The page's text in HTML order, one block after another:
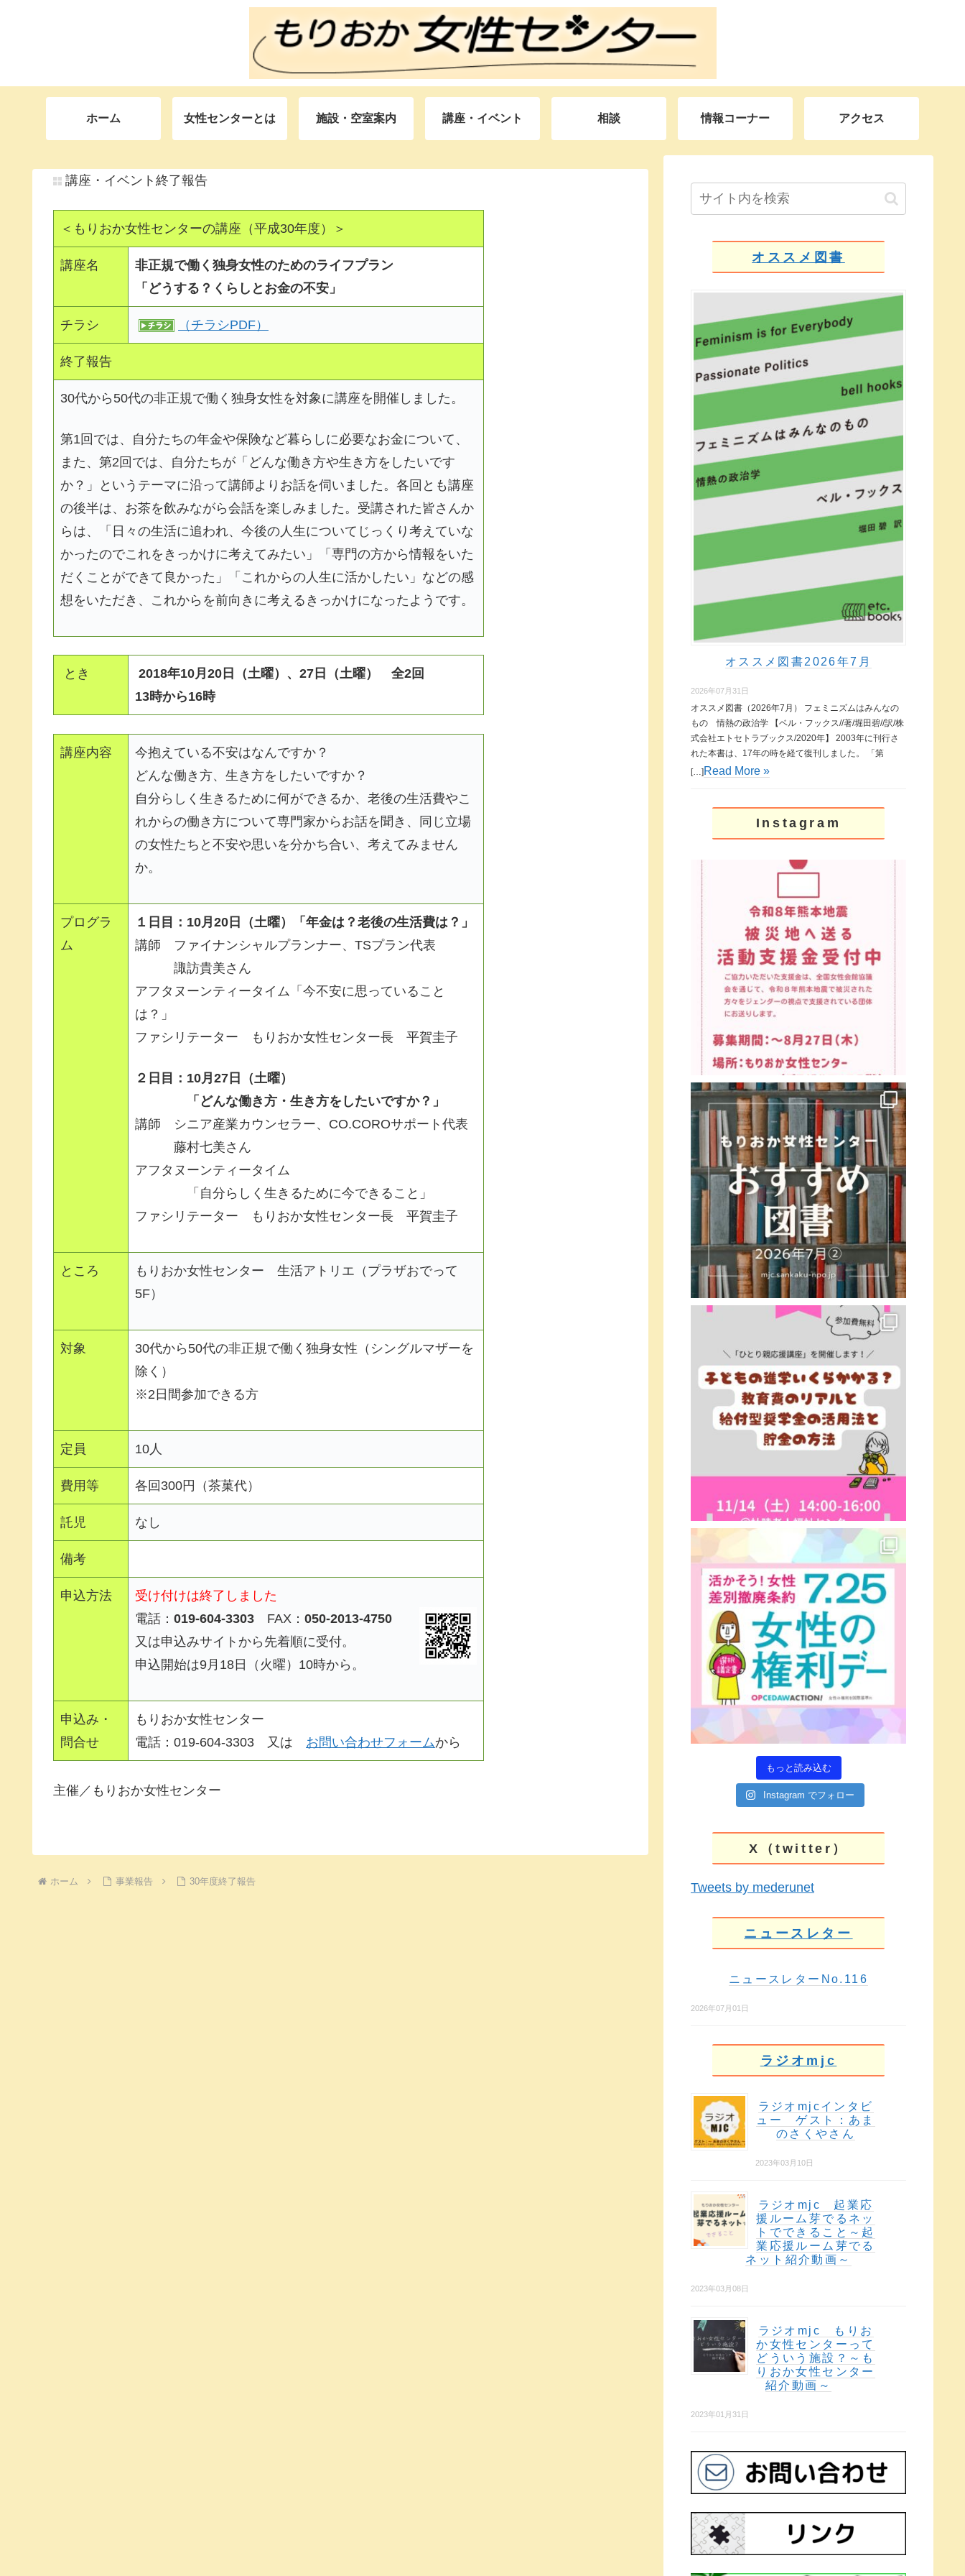
ホーム 女性センターとは 施設・空室案内 講座・イベント 相談 情報コーナー アクセス
講座・イベント終了報告
＜もりおか女性センターの講座（平成30年度）＞
講座名
非正規で働く独身女性のためのライフプラン
「どうする？くらしとお金の不安」
チラシ （チラシPDF）
終了報告
30代から50代の非正規で働く独身女性を対象に講座を開催しました。
第1回では、自分たちの年金や保険など暮らしに必要なお金について、
また、第2回では、自分たちが「どんな働き方や生き方をしたいです
か？」というテーマに沿って講師よりお話を伺いました。各回とも講座
の後半は、お茶を飲みながら会話を楽しみました。受講された皆さんか
らは、「日々の生活に追われ、今後の人生についてじっくり考えていな
かったのでこれをきっかけに考えてみたい」「専門の方から情報をいた
だくことができて良かった」「これからの人生に活かしたい」などの感
想をいただき、これからを前向きに考えるきっかけになったようです。
とき
2018年10月20日（土曜）、27日（土曜） 全2回
13時から16時
講座内容
今抱えている不安はなんですか？
どんな働き方、生き方をしたいですか？
自分らしく生きるために何ができるか、老後の生活費やこ
れからの働き方について専門家からお話を聞き、同じ立場
の女性たちと不安や思いを分かち合い、考えてみません
か。
プログラ
ム
１日目：10月20日（土曜）「年金は？老後の生活費は？」
講師 ファイナンシャルプランナー、TSプラン代表
諏訪貴美さん
アフタヌーンティータイム「今不安に思っていること
は？」
ファシリテーター もりおか女性センター長 平賀圭子
２日目：10月27日（土曜）
「どんな働き方・生き方をしたいですか？」
講師 シニア産業カウンセラー、CO.COROサポート代表
藤村七美さん
アフタヌーンティータイム
「自分らしく生きるために今できること」
ファシリテーター もりおか女性センター長 平賀圭子
ところ
もりおか女性センター 生活アトリエ（プラザおでって
5F）
対象
30代から50代の非正規で働く独身女性（シングルマザーを
除く）
※2日間参加できる方
定員 10人
費用等 各回300円（茶菓代）
託児 なし
備考
申込方法
受け付けは終了しました
電話： 019-604-3303 FAX： 050-2013-4750
又は申込みサイトから先着順に受付。
申込開始は9月18日（火曜）10時から。
申込み・
問合せ
もりおか女性センター
電話：019-604-3303 又は お問い合わせフォームから
主催／もりおか女性センター
ホーム 事業報告 30年度終了報告
オススメ図書
オススメ図書2026年7月
2026年07月31日
オススメ図書（2026年7月） フェミニズムはみんなの
もの 情熱の政治学 【ベル・フックス//著/堀田碧//訳/株
式会社エトセトラブックス/2020年】 2003年に刊行さ
れた本書は、17年の時を経て復刊しました。 「第
[…]Read More »
Instagram
もっと読み込む
Instagram でフォロー
X（twitter）
Tweets by mederunet
ニュースレター
ニュースレターNo.116
2026年07月01日
ラジオmjc
ラジオmjcインタビ
ュー ゲスト：あま
のさくやさん
2023年03月10日
ラジオmjc 起業応
援ルーム芽でるネッ
トでできること～起
業応援ルーム芽でる
ネット紹介動画～
2023年03月08日
ラジオmjc もりお
か女性センターって
どういう施設？～も
りおか女性センター
紹介動画～
2023年01月31日